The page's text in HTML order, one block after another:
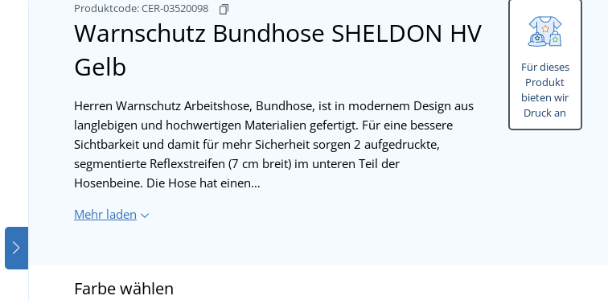
Für dieses
Produkt
bieten wir
Druck an
Produktcode:CER-03520098
Warnschutz Bundhose SHELDON HV
Gelb
Herren Warnschutz Arbeitshose, Bundhose, ist in modernem Design aus
langlebigen und hochwertigen Materialien gefertigt. Für eine bessere
Sichtbarkeit und damit für mehr Sicherheit sorgen 2 aufgedruckte,
segmentierte Reflexstreifen (7 cm breit) im unteren Teil der
Hosenbeine. Die Hose hat einen…
Mehr laden
Farbe wählen